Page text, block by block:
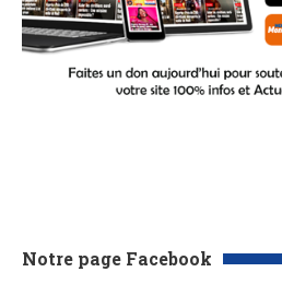
Notre page Facebook